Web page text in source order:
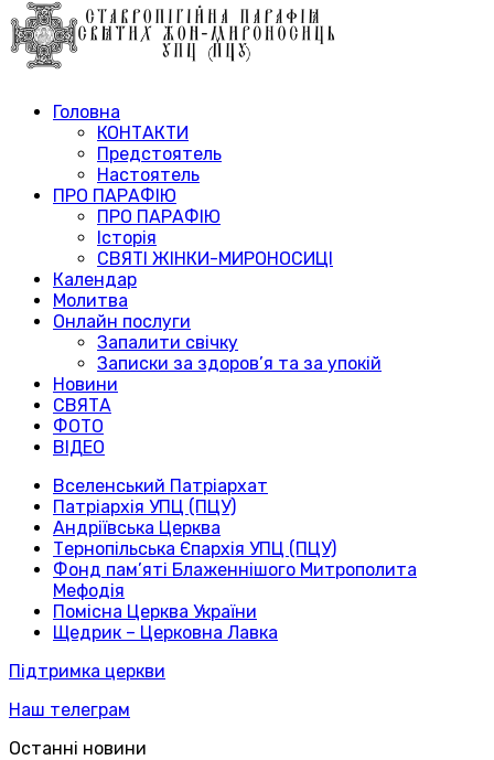
Головна
КОНТАКТИ
Предстоятель
Настоятель
ПРО ПАРАФІЮ
ПРО ПАРАФІЮ
Історія
СВЯТІ ЖІНКИ-МИРОНОСИЦІ
Календар
Молитва
Онлайн послуги
Запалити свічку
Записки за здоров’я та за упокій
Новини
СВЯТА
ФОТО
ВІДЕО
Вселенський Патріархат
Патріархія УПЦ (ПЦУ)
Андріївська Церква
Тернопільська Єпархія УПЦ (ПЦУ)
Фонд пам’яті Блаженнішого Митрополита
Мефодія
Помісна Церква України
Щедрик – Церковна Лавка
Підтримка церкви
Наш телеграм
Останні новини